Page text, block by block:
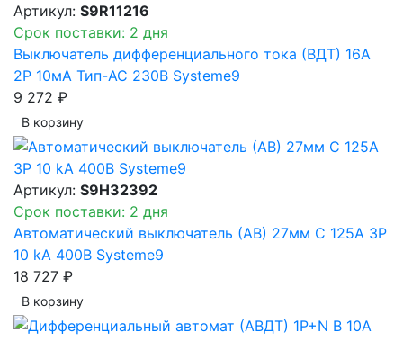
Артикул: S9R11216
Срок поставки: 2 дня
Выключатель дифференциального тока (ВДТ) 16A
2P 10мА Тип-AC 230В Systeme9
9 272 ₽
В корзинy
Артикул: S9H32392
Срок поставки: 2 дня
Автоматический выключатель (АВ) 27мм C 125A 3P
10 kA 400В Systeme9
18 727 ₽
В корзинy